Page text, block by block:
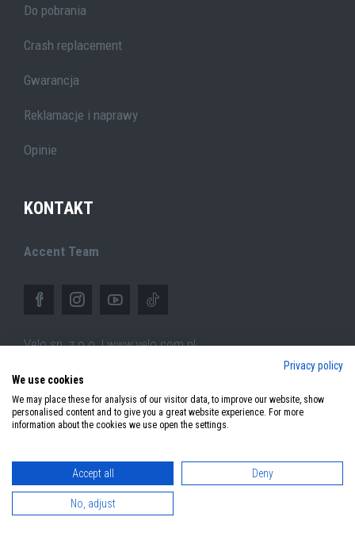
Do pobrania
Crash replacement
Gwarancja
Reklamacje i naprawy
Opinie
KONTAKT
Accent Team
Velo sp. z o.o. | www.velo.com.pl
ul.Pszczyńska 305,
44-100 Gliwice (PL)
© 2026 Copyright Accent Bikes. All rights reserved.
Privacy policy
We use cookies
We may place these for analysis of our visitor data, to improve our website, show
personalised content and to give you a great website experience. For more
information about the cookies we use open the settings.
Accept all Deny
No, adjust